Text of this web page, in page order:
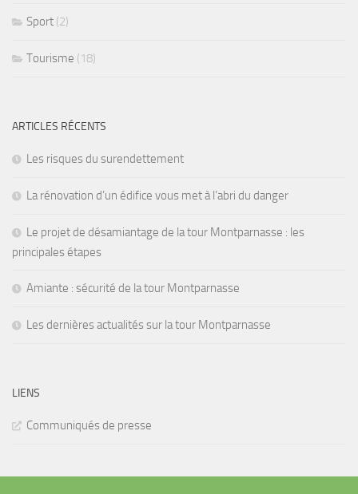
Sport (2)
Tourisme (18)
ARTICLES RÉCENTS
Les risques du surendettement
La rénovation d’un édifice vous met à l’abri du danger
Le projet de désamiantage de la tour Montparnasse : les
principales étapes
Amiante : sécurité de la tour Montparnasse
Les dernières actualités sur la tour Montparnasse
LIENS
Communiqués de presse